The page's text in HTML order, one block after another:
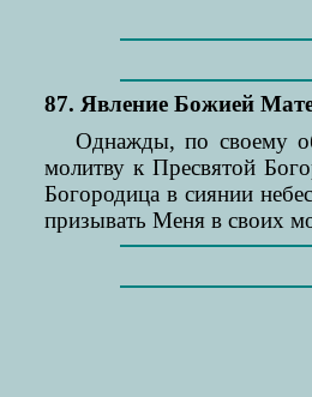
87. Явление Божией
Однажды, по своему
молитву к Пресвятой
Богородица в сиянии
призывать Меня в своих